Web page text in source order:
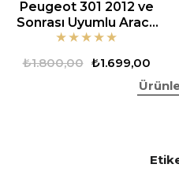
Peugeot 301 2012 ve
Sonrası Uyumlu Araca
Özel Set
★★★★★
₺1.699,00
₺1.800,00